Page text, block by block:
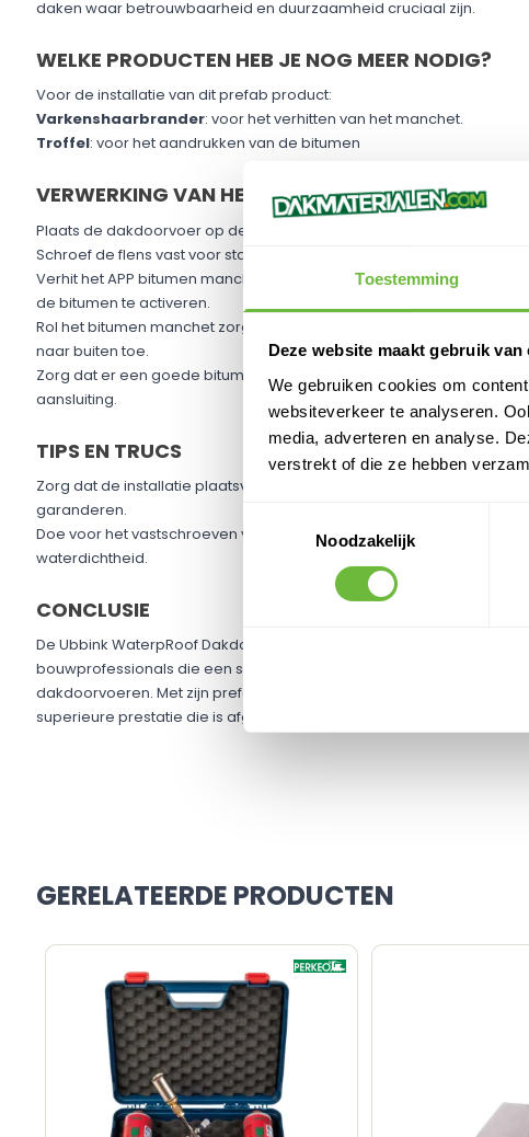
Toestemming
Deze website maakt gebruik van
We gebruiken cookies om
websiteverkeer te analyseren.
media, adverteren en analyse.
verstrekt of die ze hebben
Noodzakelijk
Voor de installatie van dit prefab product:
Troffel: voor het aandrukken van de bitumen
VERWERKING VAN HET PRODUCT
Plaats de dakdoorvoer op de gewenste locatie op het dak.
Verhit het APP bitumen manchet aan de onderkant van de
Rol het bitumen manchet zorgvuldig aan met een siliconenroller,
Zorg dat er een goede bitumenrups uit de naad komt voor een
TIPS EN TRUCS
Zorg dat de installatie plaatsvindt bij geschikte
Doe voor het vastschroeven van de flens al een ril kit onder de flens.
CONCLUSIE
De Ubbink WaterpRoof Dakdoorvoer met APP Bitumen Manchet is
bouwprofessionals die een snelle, betrouwbare en duurzame
dakdoorvoeren. Met zijn prefab ontwerp en geïntegreerd APP
superieure prestatie die is afgestemd op de eisen van moderne